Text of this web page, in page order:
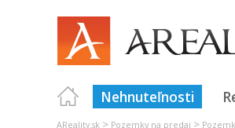
Nehnuteľnosti
AReality.sk > Pozemky na predaj >